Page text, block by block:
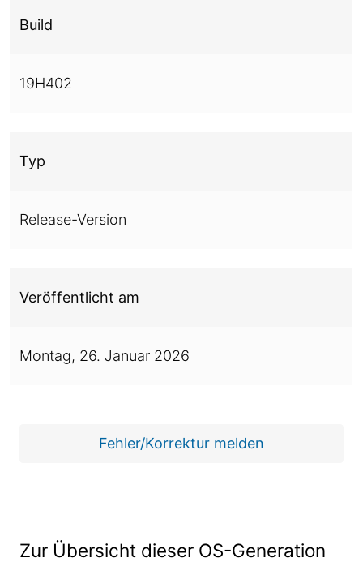
Build
19H402
Typ
Release-Version
Veröffentlicht am
Montag, 26. Januar 2026
Fehler/Korrektur melden
Zur Übersicht dieser OS-Generation